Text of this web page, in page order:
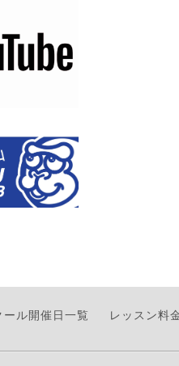
ール開催日一覧 レッスン料